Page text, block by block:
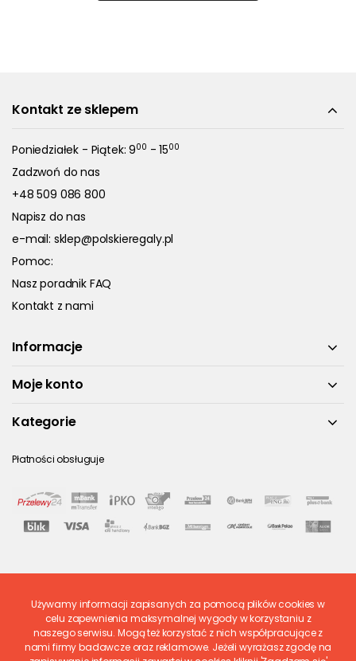
Kontakt ze sklepem
Poniedziałek - Piątek: 900 - 1500
Zadzwoń do nas
+48 509 086 800
Napisz do nas
e-mail: sklep@polskieregaly.pl
Pomoc:
Nasz poradnik FAQ
Kontakt z nami
Informacje
Moje konto
Kategorie
Płatności obsługuje
Ostatnio ocenione
Używamy informacji zapisanych za pomocą plików cookies w
celu zapewnienia maksymalnej wygody w korzystaniu z
naszego serwisu. Mogą też korzystać z nich współpracujące z
nami firmy badawcze oraz reklamowe. Jeżeli wyrażasz zgodę na